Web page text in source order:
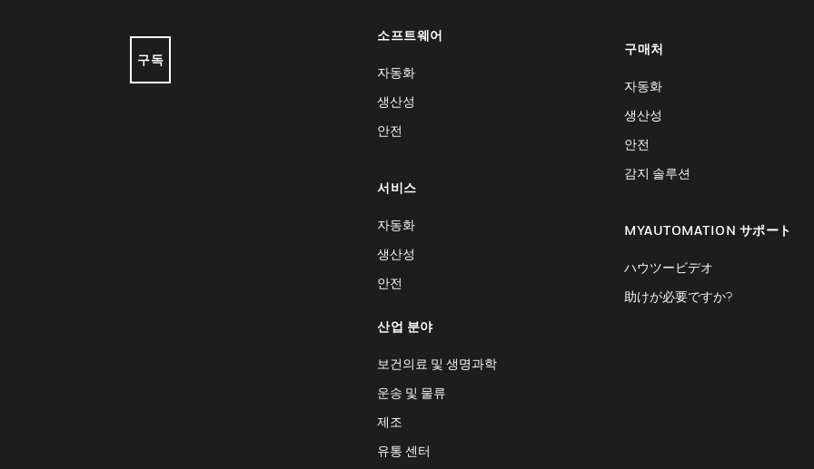
구독
소프트웨어
자동화
생산성
안전
서비스
자동화
생산성
안전
산업 분야
보건의료 및 생명과학
운송 및 물류
제조
유통 센터
구매처
자동화
생산성
안전
감지 솔루션
MYAUTOMATION サポート
ハウツービデオ
助けが必要ですか?